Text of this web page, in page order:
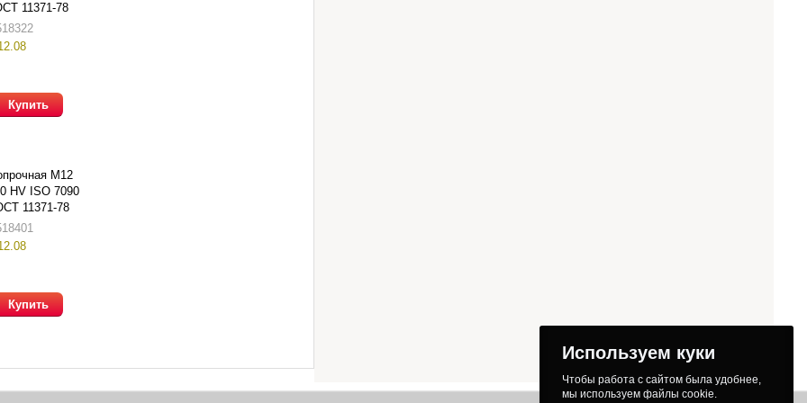
11371-78
Купить
М12
HV ISO 7090
11371-78
Купить
Используем куки
Чтобы работа с сайтом была удобнее,
мы используем файлы cookie.